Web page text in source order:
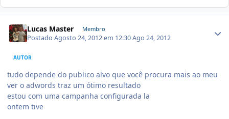
Lucas Master Membro
PostadoAgosto 24, 2012 em 12:30Ago 24, 2012
AUTOR
tudo depende do publico alvo que você procura mais ao meu
ver o adwords traz um ótimo resultado
estou com uma campanha configurada la
ontem tive